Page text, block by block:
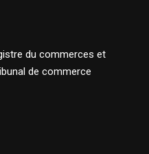
du commerces et
de commerce